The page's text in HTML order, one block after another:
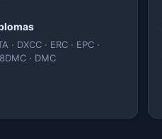
· DXCC · ERC · EPC ·
· DMC